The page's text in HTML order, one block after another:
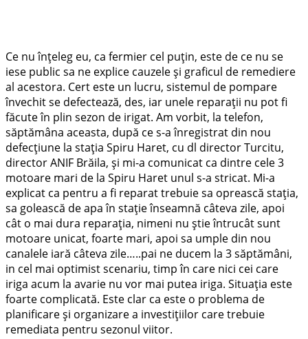
Ce nu înțeleg eu, ca fermier cel puțin, este de ce nu se
iese public sa ne explice cauzele și graficul de remediere
al acestora. Cert este un lucru, sistemul de pompare
învechit se defectează, des, iar unele reparații nu pot fi
făcute în plin sezon de irigat. Am vorbit, la telefon,
săptămâna aceasta, după ce s-a înregistrat din nou
defecțiune la stația Spiru Haret, cu dl director Turcitu,
director ANIF Brăila, și mi-a comunicat ca dintre cele 3
motoare mari de la Spiru Haret unul s-a stricat. Mi-a
explicat ca pentru a fi reparat trebuie sa oprească stația,
sa golească de apa în stație înseamnă câteva zile, apoi
cât o mai dura reparația, nimeni nu știe întrucât sunt
motoare unicat, foarte mari, apoi sa umple din nou
canalele iară câteva zile…..pai ne ducem la 3 săptămâni,
in cel mai optimist scenariu, timp în care nici cei care
iriga acum la avarie nu vor mai putea iriga. Situația este
foarte complicată. Este clar ca este o problema de
planificare și organizare a investițiilor care trebuie
remediata pentru sezonul viitor.